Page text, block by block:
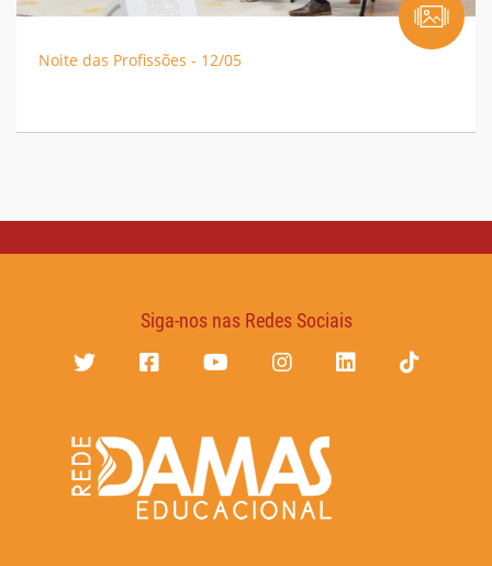
Noite das Profissões - 12/05
Siga-nos nas Redes Sociais